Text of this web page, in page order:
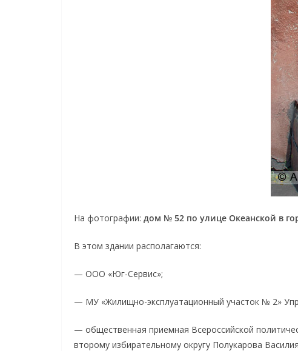
На фотографии: дом № 52 по улице Океанской в
В этом здании располагаются:
— ООО «Юг-Сервис»;
— МУ «Жилищно-эксплуатационный участок № 2»
— общественная приемная Всероссийской
второму избирательному округу Полукарова